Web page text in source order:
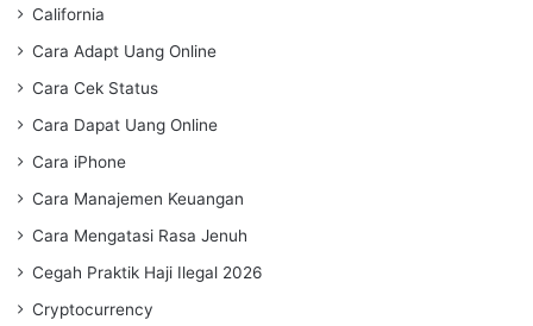
California
Cara Adapt Uang Online
Cara Cek Status
Cara Dapat Uang Online
Cara iPhone
Cara Manajemen Keuangan
Cara Mengatasi Rasa Jenuh
Cegah Praktik Haji Ilegal 2026
Cryptocurrency